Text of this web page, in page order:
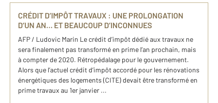
CRÉDIT D’IMPÔT TRAVAUX : UNE PROLONGATION
D’UN AN… ET BEAUCOUP D’INCONNUES
AFP / Ludovic Marin Le crédit d’impôt dédié aux travaux ne
sera finalement pas transformé en prime l’an prochain, mais
à compter de 2020. Rétropédalage pour le gouvernement.
Alors que l’actuel crédit d’impôt accordé pour les rénovations
énergétiques des logements (CITE) devait être transformé en
prime travaux au 1er janvier ...